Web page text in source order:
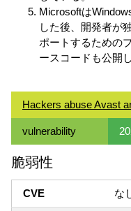
Microsoftは
した後、開発者が
ポートするための
ースコードも公開し
Hackers abuse Avast
vulnerability
脆弱性
CVE な